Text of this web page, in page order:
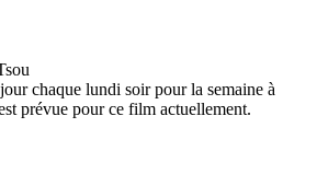
chaque lundi soir pour la semaine à
prévue pour ce film actuellement.